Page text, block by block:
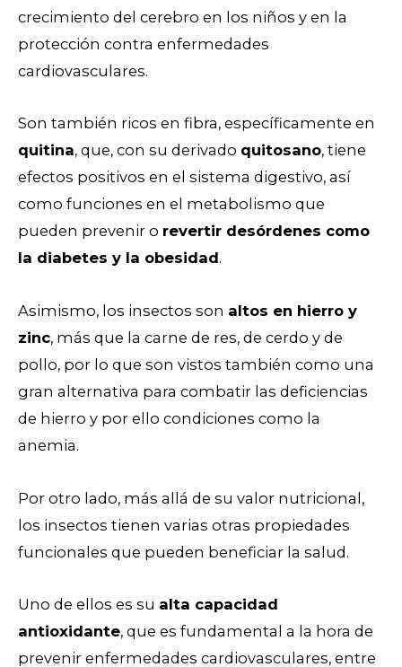
crecimiento del cerebro en los niños y en la
protección contra enfermedades
cardiovasculares.
Son también ricos en fibra, específicamente en
quitina, que, con su derivado quitosano, tiene
efectos positivos en el sistema digestivo, así
como funciones en el metabolismo que
pueden prevenir o revertir desórdenes como
la diabetes y la obesidad.
Asimismo, los insectos son altos en hierro y
zinc, más que la carne de res, de cerdo y de
pollo, por lo que son vistos también como una
gran alternativa para combatir las deficiencias
de hierro y por ello condiciones como la
anemia.
Por otro lado, más allá de su valor nutricional,
los insectos tienen varias otras propiedades
funcionales que pueden beneficiar la salud.
Uno de ellos es su alta capacidad
antioxidante, que es fundamental a la hora de
prevenir enfermedades cardiovasculares, entre